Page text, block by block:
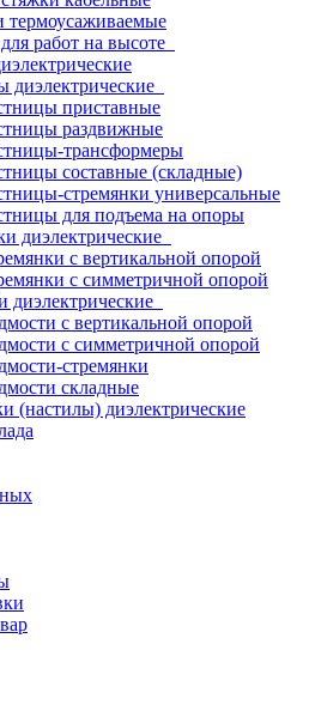
термоусаживаемые
работ на высоте
диэлектрические
приставные
раздвижные
трансформеры
составные (складные)
стремянки универсальные
для подъема на опоры
диэлектрические
с вертикальной опорой
с симметричной опорой
диэлектрические
с вертикальной опорой
с симметричной опорой
стремянки
складные
(настилы) диэлектрические